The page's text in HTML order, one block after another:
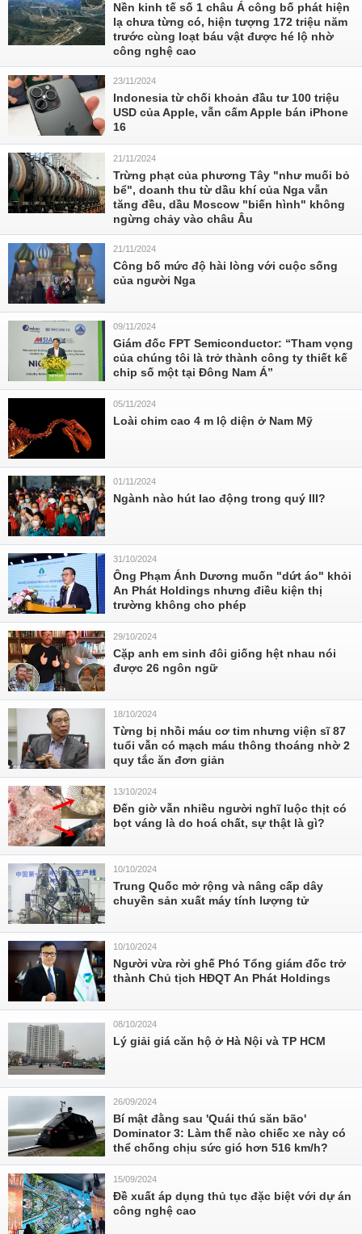
Nền kinh tế số 1 châu Á công bố phát hiện
lạ chưa từng có, hiện tượng 172 triệu năm
trước cùng loạt báu vật được hé lộ nhờ
công nghệ cao
23/11/2024
Indonesia từ chối khoản đầu tư 100 triệu
USD của Apple, vẫn cấm Apple bán iPhone
16
21/11/2024
Trừng phạt của phương Tây "như muối bỏ
bể", doanh thu từ dầu khí của Nga vẫn
tăng đều, dầu Moscow "biến hình" không
ngừng chảy vào châu Âu
21/11/2024
Công bố mức độ hài lòng với cuộc sống
của người Nga
09/11/2024
Giám đốc FPT Semiconductor: “Tham vọng
của chúng tôi là trở thành công ty thiết kế
chip số một tại Đông Nam Á”
05/11/2024
Loài chim cao 4 m lộ diện ở Nam Mỹ
01/11/2024
Ngành nào hút lao động trong quý III?
31/10/2024
Ông Phạm Ánh Dương muốn "dứt áo" khỏi
An Phát Holdings nhưng điều kiện thị
trường không cho phép
29/10/2024
Cặp anh em sinh đôi giống hệt nhau nói
được 26 ngôn ngữ
18/10/2024
Từng bị nhồi máu cơ tim nhưng viện sĩ 87
tuổi vẫn có mạch máu thông thoáng nhờ 2
quy tắc ăn đơn giản
13/10/2024
Đến giờ vẫn nhiều người nghĩ luộc thịt có
bọt váng là do hoá chất, sự thật là gì?
10/10/2024
Trung Quốc mở rộng và nâng cấp dây
chuyền sản xuất máy tính lượng tử
10/10/2024
Người vừa rời ghế Phó Tổng giám đốc trở
thành Chủ tịch HĐQT An Phát Holdings
08/10/2024
Lý giải giá căn hộ ở Hà Nội và TP HCM
26/09/2024
Bí mật đằng sau 'Quái thú săn bão'
Dominator 3: Làm thế nào chiếc xe này có
thể chống chịu sức gió hơn 516 km/h?
15/09/2024
Đề xuất áp dụng thủ tục đặc biệt với dự án
công nghệ cao